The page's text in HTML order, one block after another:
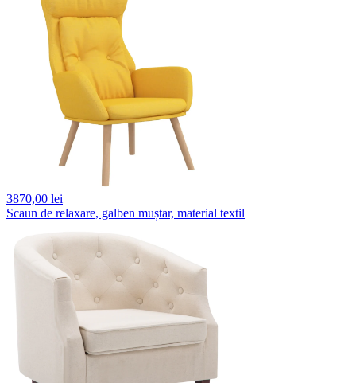
3870,00 lei
Scaun de relaxare, galben muștar, material textil